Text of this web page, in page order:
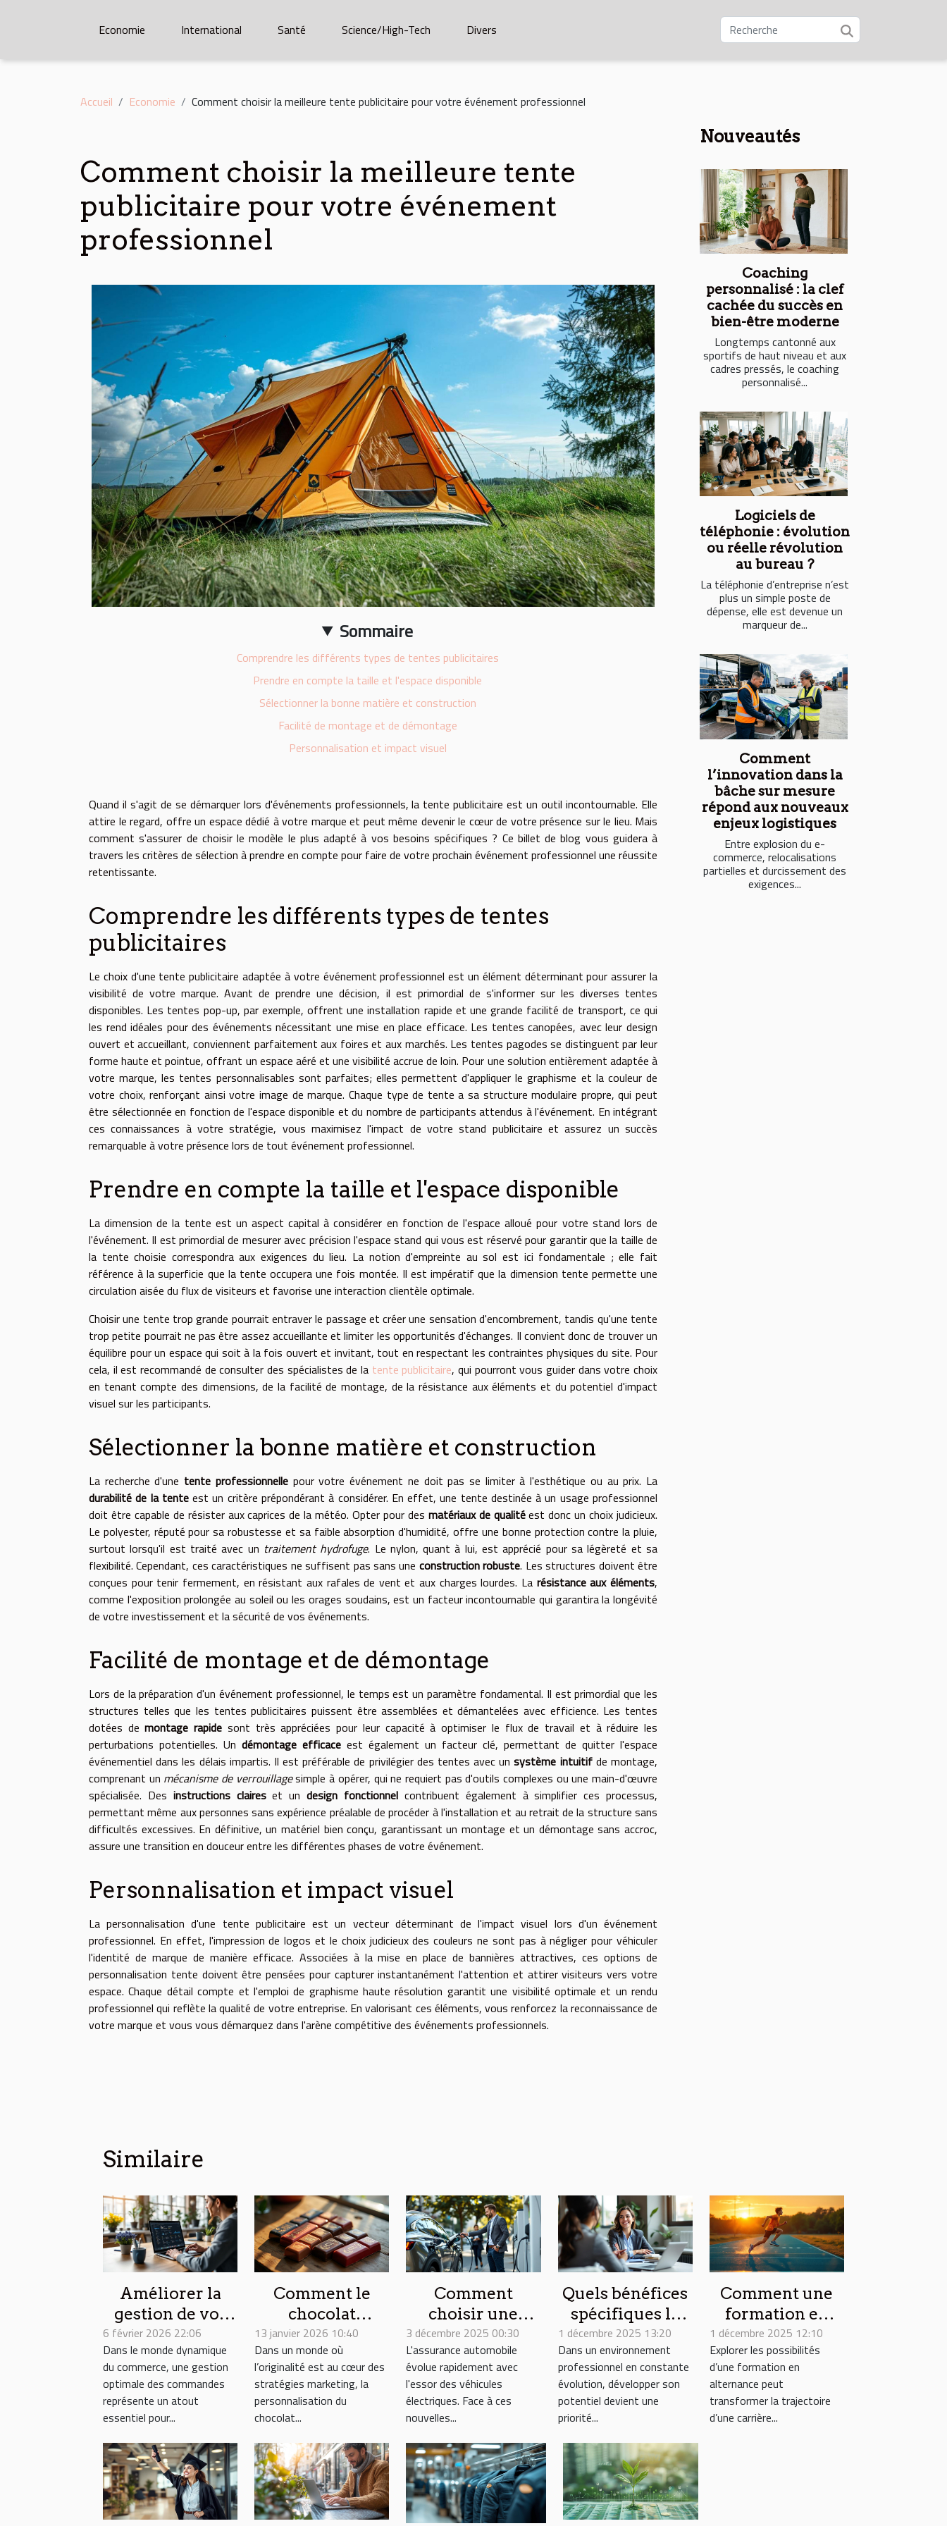
Economie International Santé Science/High-Tech Divers
Accueil Economie Comment choisir la meilleure tente publicitaire pour votre événement professionnel
Comment choisir la meilleure tente
publicitaire pour votre événement
professionnel
Sommaire
Comprendre les différents types de tentes publicitaires
Prendre en compte la taille et l'espace disponible
Sélectionner la bonne matière et construction
Facilité de montage et de démontage
Personnalisation et impact visuel
Quand il s'agit de se démarquer lors d'événements professionnels, la tente publicitaire est un outil incontournable. Elle
attire le regard, offre un espace dédié à votre marque et peut même devenir le cœur de votre présence sur le lieu. Mais
comment s'assurer de choisir le modèle le plus adapté à vos besoins spécifiques ? Ce billet de blog vous guidera à
travers les critères de sélection à prendre en compte pour faire de votre prochain événement professionnel une réussite
retentissante.
Comprendre les différents types de tentes
publicitaires
Le choix d'une tente publicitaire adaptée à votre événement professionnel est un élément déterminant pour assurer la
visibilité de votre marque. Avant de prendre une décision, il est primordial de s'informer sur les diverses tentes
disponibles. Les tentes pop-up, par exemple, offrent une installation rapide et une grande facilité de transport, ce qui
les rend idéales pour des événements nécessitant une mise en place efficace. Les tentes canopées, avec leur design
ouvert et accueillant, conviennent parfaitement aux foires et aux marchés. Les tentes pagodes se distinguent par leur
forme haute et pointue, offrant un espace aéré et une visibilité accrue de loin. Pour une solution entièrement adaptée à
votre marque, les tentes personnalisables sont parfaites; elles permettent d'appliquer le graphisme et la couleur de
votre choix, renforçant ainsi votre image de marque. Chaque type de tente a sa structure modulaire propre, qui peut
être sélectionnée en fonction de l'espace disponible et du nombre de participants attendus à l'événement. En intégrant
ces connaissances à votre stratégie, vous maximisez l'impact de votre stand publicitaire et assurez un succès
remarquable à votre présence lors de tout événement professionnel.
Prendre en compte la taille et l'espace disponible
La dimension de la tente est un aspect capital à considérer en fonction de l'espace alloué pour votre stand lors de
l'événement. Il est primordial de mesurer avec précision l'espace stand qui vous est réservé pour garantir que la taille de
la tente choisie correspondra aux exigences du lieu. La notion d'empreinte au sol est ici fondamentale ; elle fait
référence à la superficie que la tente occupera une fois montée. Il est impératif que la dimension tente permette une
circulation aisée du flux de visiteurs et favorise une interaction clientèle optimale.
Choisir une tente trop grande pourrait entraver le passage et créer une sensation d'encombrement, tandis qu'une tente
trop petite pourrait ne pas être assez accueillante et limiter les opportunités d'échanges. Il convient donc de trouver un
équilibre pour un espace qui soit à la fois ouvert et invitant, tout en respectant les contraintes physiques du site. Pour
cela, il est recommandé de consulter des spécialistes de la tente publicitaire, qui pourront vous guider dans votre choix
en tenant compte des dimensions, de la facilité de montage, de la résistance aux éléments et du potentiel d'impact
visuel sur les participants.
Sélectionner la bonne matière et construction
La recherche d'une tente professionnellepour votre événement ne doit pas se limiter à l'esthétique ou au prix. La
durabilité de la tenteest un critère prépondérant à considérer. En effet, une tente destinée à un usage professionnel
doit être capable de résister aux caprices de la météo. Opter pour des matériaux de qualitéest donc un choix judicieux.
Le polyester, réputé pour sa robustesse et sa faible absorption d'humidité, offre une bonne protection contre la pluie,
surtout lorsqu'il est traité avec un traitement hydrofuge. Le nylon, quant à lui, est apprécié pour sa légèreté et sa
flexibilité. Cependant, ces caractéristiques ne suffisent pas sans une construction robuste. Les structures doivent être
conçues pour tenir fermement, en résistant aux rafales de vent et aux charges lourdes. La résistance aux éléments,
comme l'exposition prolongée au soleil ou les orages soudains, est un facteur incontournable qui garantira la longévité
de votre investissement et la sécurité de vos événements.
Facilité de montage et de démontage
Lors de la préparation d'un événement professionnel, le temps est un paramètre fondamental. Il est primordial que les
structures telles que les tentes publicitaires puissent être assemblées et démantelées avec efficience. Les tentes
dotées demontage rapide sont très appréciées pour leur capacité à optimiser le flux de travail et à réduire les
perturbations potentielles. Un démontage efficace est également un facteur clé, permettant de quitter l'espace
événementiel dans les délais impartis. Il est préférable de privilégier des tentes avec unsystème intuitifde montage,
comprenant un mécanisme de verrouillagesimple à opérer, qui ne requiert pas d'outils complexes ou une main-d'œuvre
spécialisée. Des instructions claireset undesign fonctionnelcontribuent également à simplifier ces processus,
permettant même aux personnes sans expérience préalable de procéder à l'installation et au retrait de la structure sans
difficultés excessives. En définitive, un matériel bien conçu, garantissant un montage et un démontage sans accroc,
assure une transition en douceur entre les différentes phases de votre événement.
Personnalisation et impact visuel
La personnalisation d'une tente publicitaire est un vecteur déterminant de l'impact visuel lors d'un événement
professionnel. En effet, l'impression de logos et le choix judicieux des couleurs ne sont pas à négliger pour véhiculer
l'identité de marque de manière efficace. Associées à la mise en place de bannières attractives, ces options de
personnalisation tente doivent être pensées pour capturer instantanément l'attention et attirer visiteurs vers votre
espace. Chaque détail compte et l'emploi de graphisme haute résolution garantit une visibilité optimale et un rendu
professionnel qui reflète la qualité de votre entreprise. En valorisant ces éléments, vous renforcez la reconnaissance de
votre marque et vous vous démarquez dans l'arène compétitive des événements professionnels.
Nouveautés
Coaching
personnalisé : la clef
cachée du succès en
bien-être moderne
Longtemps cantonné aux
sportifs de haut niveau et aux
cadres pressés, le coaching
personnalisé...
Logiciels de
téléphonie : évolution
ou réelle révolution
au bureau ?
La téléphonie d’entreprise n’est
plus un simple poste de
dépense, elle est devenue un
marqueur de...
Comment
l’innovation dans la
bâche sur mesure
répond aux nouveaux
enjeux logistiques
Entre explosion du e-
commerce, relocalisations
partielles et durcissement des
exigences...
Similaire
Améliorer la
gestion de vos
commandes :
trucs et astuces
6 février 2026 22:06
Dans le monde dynamique
du commerce, une gestion
optimale des commandes
représente un atout
essentiel pour...
Comment le
chocolat
personnalisé
peut
transformer
votre stratégie
?
13 janvier 2026 10:40
Dans un monde où
l’originalité est au cœur des
stratégies marketing, la
personnalisation du
chocolat...
Comment
choisir une
assurance
adaptée pour
véhicules
électriques ?
3 décembre 2025 00:30
L'assurance automobile
évolue rapidement avec
l'essor des véhicules
électriques. Face à ces
nouvelles...
Quels bénéfices
spécifiques le
coaching
individuel
apporte-t-il aux
professionnels ?
1 décembre 2025 13:20
Dans un environnement
professionnel en constante
évolution, développer son
potentiel devient une
priorité...
Comment une
formation en
alternance
booste votre
carrière sportive
?
1 décembre 2025 12:10
Explorer les possibilités
d’une formation en
alternance peut
transformer la trajectoire
d’une carrière...